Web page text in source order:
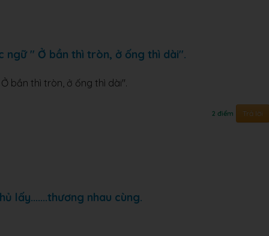
ngữ " Ở bần thì tròn, ở ống thì dài".
bần thì tròn, ở ống thì dài".
2 điểm Trả lời
lấy.......thương nhau cùng.